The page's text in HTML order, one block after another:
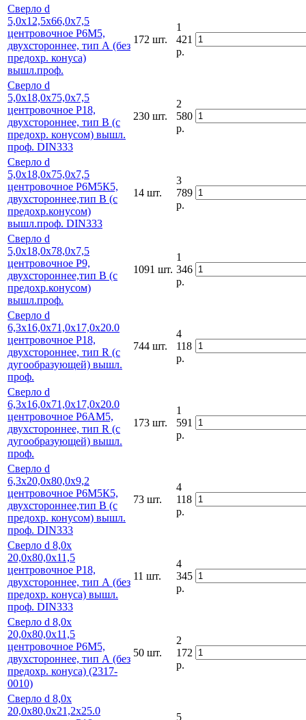
Сверло d
5,0х12,5х66,0х7,5
центровочное Р6М5,
двухстороннее, тип А (без
предохр. конуса)
вышл.проф.
172 шт.
1
421
р.
Сверло d
5,0х18,0х75,0х7,5
центровочное Р18,
двухстороннее, тип В (с
предохр. конусом) вышл.
проф. DIN333
230 шт.
2
580
р.
Сверло d
5,0х18,0х75,0х7,5
центровочное Р6М5К5,
двухстороннее,тип В (с
предохр.конусом)
вышл.проф. DIN333
14 шт.
3
789
р.
Сверло d
5,0х18,0х78,0х7,5
центровочное Р9,
двухстороннее,тип В (с
предохр.конусом)
вышл.проф.
1091 шт.
1
346
р.
Сверло d
6,3х16,0х71,0х17,0х20.0
центровочное Р18,
двухстороннее, тип R (с
дугообразующей) вышл.
проф.
744 шт.
4
118
р.
Сверло d
6,3х16,0х71,0х17,0х20.0
центровочное Р6АМ5,
двухстороннее, тип R (с
дугообразующей) вышл.
проф.
173 шт.
1
591
р.
Сверло d
6,3х20,0х80,0х9,2
центровочное Р6М5К5,
двухстороннее,тип В (с
предохр. конусом) вышл.
проф. DIN333
73 шт.
4
118
р.
Сверло d 8,0х
20,0х80,0х11,5
центровочное Р18,
двухстороннее, тип А (без
предохр. конуса) вышл.
проф. DIN333
11 шт.
4
345
р.
Сверло d 8,0х
20,0х80,0х11,5
центровочное Р6М5,
двухстороннее, тип А (без
предохр. конуса) (2317-
0010)
50 шт.
2
172
р.
Сверло d 8,0х
20,0х80,0х21,2х25.0
5